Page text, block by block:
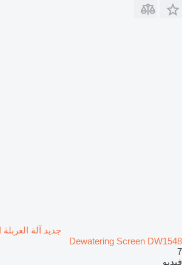
Dewatering Screen DW1548
7
فيديو